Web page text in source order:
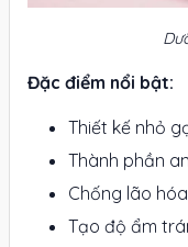
Đặc điểm nổi bật:
Thiết kế nhỏ
Thành phần
Chống lão
Tạo độ ẩm